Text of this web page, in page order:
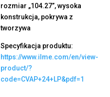
rozmiar „104.27”, wysoka
konstrukcja, pokrywa z
tworzywa
Specyfikacja produktu:
https://www.ilme.com/en/view-
product/?
code=CVAP+24+LP&pdf=1